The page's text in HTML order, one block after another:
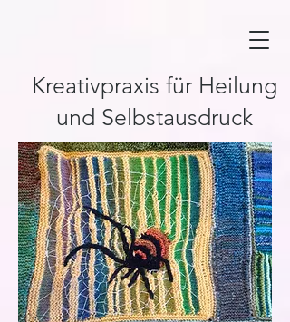
Kreativpraxis für Heilung
und Selbstausdruck